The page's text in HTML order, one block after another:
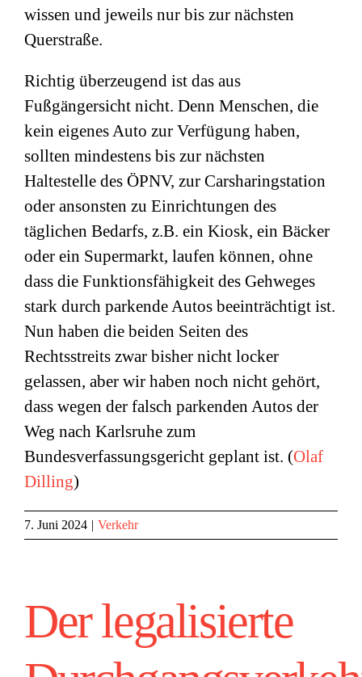
wissen und jeweils nur bis zur nächsten
Querstraße.
Richtig überzeugend ist das aus
Fußgängersicht nicht. Denn Menschen, die
kein eigenes Auto zur Verfügung haben,
sollten mindestens bis zur nächsten
Haltestelle des ÖPNV, zur Carsharingstation
oder ansonsten zu Einrichtungen des
täglichen Bedarfs, z.B. ein Kiosk, ein Bäcker
oder ein Supermarkt, laufen können, ohne
dass die Funktionsfähigkeit des Gehweges
stark durch parkende Autos beeinträchtigt ist.
Nun haben die beiden Seiten des
Rechtsstreits zwar bisher nicht locker
gelassen, aber wir haben noch nicht gehört,
dass wegen der falsch parkenden Autos der
Weg nach Karlsruhe zum
Bundesverfassungsgericht geplant ist. (Olaf
Dilling)
7. Juni 2024 | Verkehr
Der legalisierte